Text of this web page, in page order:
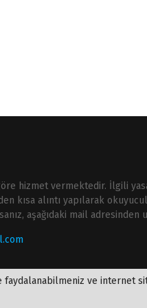
göre hizmet vermektedir. İlgili
kısa alıntı yapılarak
aşağıdaki mail
ve internet